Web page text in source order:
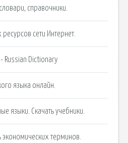
справочники.
сети Интернет.
Russian Dictionary
языка онлайн.
языки. Скачать учебники.
терминов.